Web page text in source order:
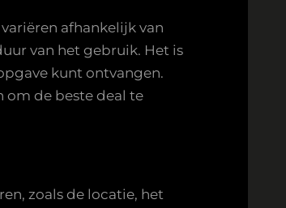
afhankelijk van
van het gebruik. Het is
kunt ontvangen.
om de beste deal te
zoals de locatie, het